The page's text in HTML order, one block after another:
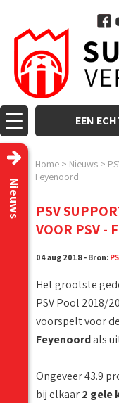
EEN
Home > Nieuws >
Feyenoord
Nieuws
PSV
VOOR PSV -
04 aug 2018 - Bron:
Het grootste
PSV Pool 2018/
voorspelt voor
Feyenoordals
Ongeveer 43.9
bij elkaar2 gele